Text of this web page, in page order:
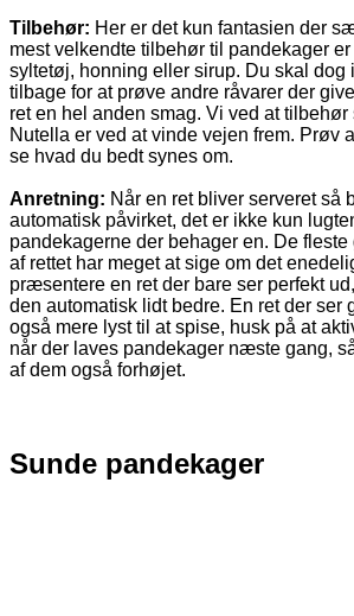
Tilbehør: Her er det kun fantasien der
mest velkendte tilbehør til pandekager
syltetøj, honning eller sirup. Du skal dog
tilbage for at prøve andre råvarer der
ret en hel anden smag. Vi ved at tilbehør
Nutella er ved at vinde vejen frem. Prøv
se hvad du bedt synes om.
Anretning: Når en ret bliver serveret så
automatisk påvirket, det er ikke kun
pandekagerne der behager en. De
af rettet har meget at sige om det
præsentere en ret der bare ser perfekt
den automatisk lidt bedre. En ret der ser
også mere lyst til at spise, husk på at
når der laves pandekager næste gang,
af dem også forhøjet.
Sunde pandekager